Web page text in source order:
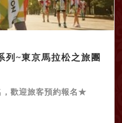
列~東京馬拉松之旅團
歡迎旅客預約報名★